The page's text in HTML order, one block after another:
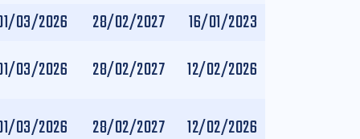
03/2026
28/02/2027
16/01/2023
03/2026
28/02/2027 12/02/2026
03/2026 28/02/2027 12/02/2026